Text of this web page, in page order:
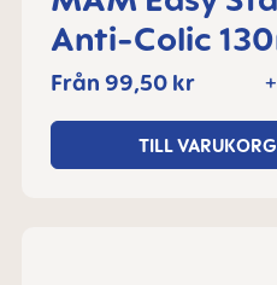
Anti-Colic
nappflaska
månader, 1 del
Från 99,50 kr
TILL VARUKORG